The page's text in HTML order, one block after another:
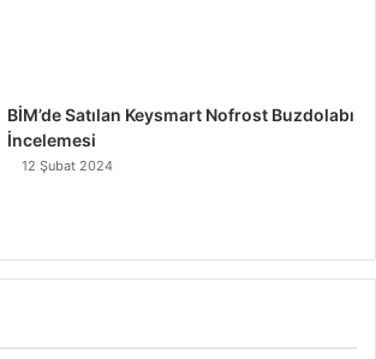
BİM’de Satılan Keysmart Nofrost Buzdolabı
İncelemesi
12 Şubat 2024